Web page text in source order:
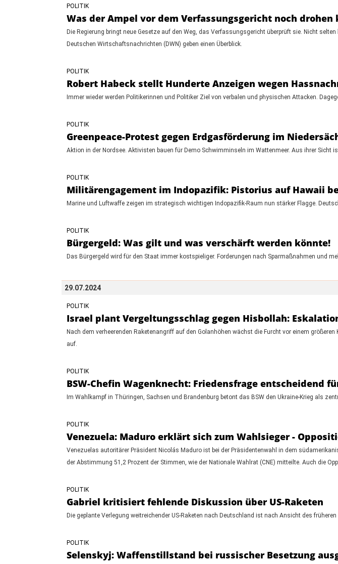
POLITIK
Was der Ampel vor dem Verfassungsgericht noch drohen
Die Regierung bringt neue Gesetze auf den Weg, das Verfassungsgericht überprüft sie. Nicht
Deutschen Wirtschaftsnachrichten (DWN) geben einen Überblick.
POLITIK
Robert Habeck stellt Hunderte Anzeigen wegen
Immer wieder werden Politikerinnen und Politiker Ziel von verbalen und physischen Attacken.
POLITIK
Greenpeace-Protest gegen Erdgasförderung im
Aktion in der Nordsee. Aktivisten bauen für Demo Schwimminseln im Wattenmeer. Aus ihrer Sicht
POLITIK
Militärengagement im Indopazifik: Pistorius auf Hawaii
Marine und Luftwaffe zeigen im strategisch wichtigen Indopazifik-Raum nun stärker Flagge.
POLITIK
Bürgergeld: Was gilt und was verschärft werden könnte!
Das Bürgergeld wird für den Staat immer kostspieliger. Forderungen nach Sparmaßnahmen und
29.07.2024
POLITIK
Israel plant Vergeltungsschlag gegen Hisbollah:
Nach dem verheerenden Raketenangriff auf den Golanhöhen wächst die Furcht vor einem
auf.
POLITIK
BSW-Chefin Wagenknecht: Friedensfrage entscheidend
Im Wahlkampf in Thüringen, Sachsen und Brandenburg betont das BSW den Ukraine-Krieg als
POLITIK
Venezuela: Maduro erklärt sich zum Wahlsieger -
Venezuelas autoritärer Präsident Nicolás Maduro ist bei der Präsidentenwahl in dem
der Abstimmung 51,2 Prozent der Stimmen, wie der Nationale Wahlrat (CNE) mitteilte. Auch die
POLITIK
Gabriel kritisiert fehlende Diskussion über US-Raketen
Die geplante Verlegung weitreichender US-Raketen nach Deutschland ist nach Ansicht des
POLITIK
Selenskyj: Waffenstillstand bei russischer Besetzung